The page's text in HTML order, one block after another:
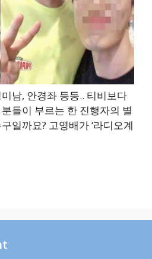
남, 안경좌 등등.. 티비보다
들이 부르는 한 진행자의 별
일까요? 고영배가 ‘라디오계